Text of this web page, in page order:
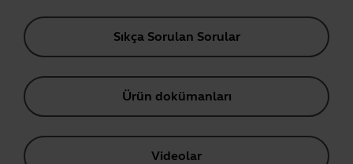
Sıkça Sorulan Sorular
Ürün dokümanları
Videolar